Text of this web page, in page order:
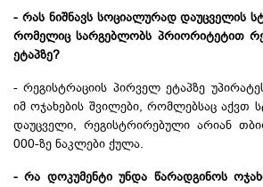
- რას ნიშნავს სოციალურად დაუცველის
რომელიც სარგებლობს პრიორიტეტით
ეტაპზე?
- რეგისტრაციის პირველ ეტაპზე
იმ ოჯახების შვილები, რომლებსაც აქვთ
დაუცველი, რეგისტრირებული არიან
000-ზე ნაკლები ქულა.
- რა დოკუმენტი უნდა წარადგინოს